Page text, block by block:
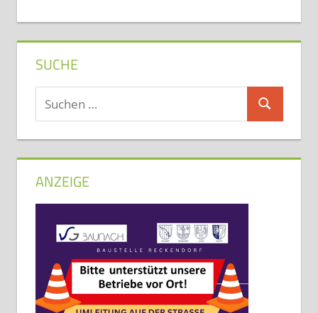
SUCHE
Suchen
nach:
Suchen
ANZEIGE